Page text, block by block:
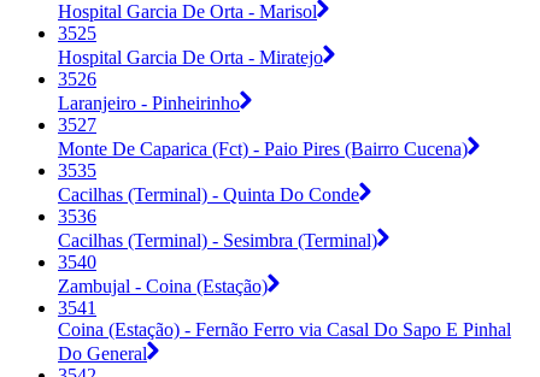
Hospital Garcia De Orta - Marisol
3525
Hospital Garcia De Orta - Miratejo
3526
Laranjeiro - Pinheirinho
3527
Monte De Caparica (Fct) - Paio Pires (Bairro Cucena)
3535
Cacilhas (Terminal) - Quinta Do Conde
3536
Cacilhas (Terminal) - Sesimbra (Terminal)
3540
Zambujal - Coina (Estação)
3541
Coina (Estação) - Fernão Ferro via Casal Do Sapo E Pinhal
Do General